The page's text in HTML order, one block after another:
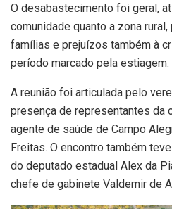
O desabastecimento foi geral,
comunidade quanto a zona
famílias e prejuízos também à
período marcado pela estiagem.
A reunião foi articulada pelo
presença de representantes da
agente de saúde de Campo
Freitas. O encontro também
do deputado estadual Alex da
chefe de gabinete Valdemir de